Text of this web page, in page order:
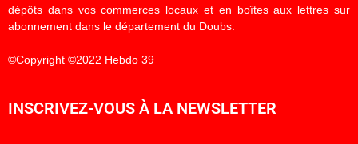
dépôts dans vos commerces locaux et en boîtes aux lettres sur
abonnement dans le département du Doubs.
©Copyright ©2022 Hebdo 39
INSCRIVEZ-VOUS À LA NEWSLETTER